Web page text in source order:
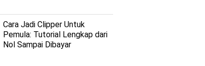
Cara Jadi Clipper Untuk
Pemula: Tutorial Lengkap dari
Nol Sampai Dibayar